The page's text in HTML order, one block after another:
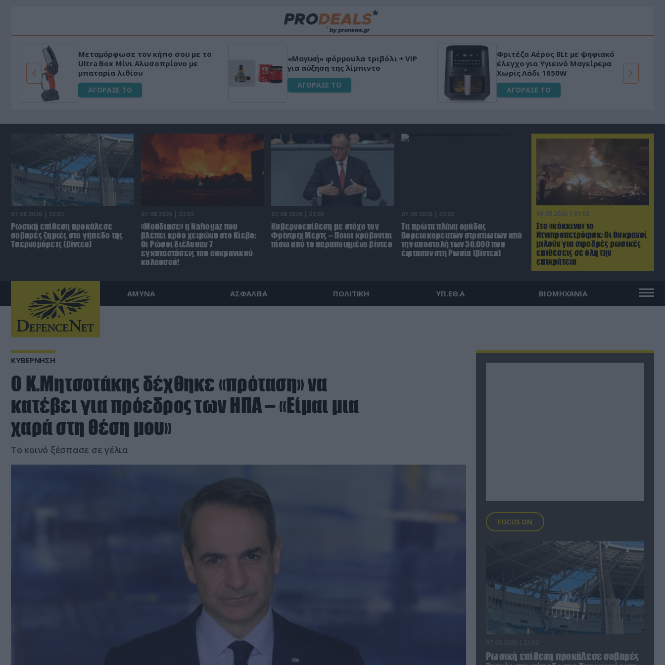
Μεταμόρφωσε τον κήπο σου με το
Ultra Box Μίνι Αλυσοπρίονο με
μπαταρία λιθίου
ΑΓΟΡΑΣΕ ΤΟ
«Μαγική» φόρμουλα τριβόλι + VIP
για αύξηση της λίμπιντο
ΑΓΟΡΑΣΕ ΤΟ
Φριτέζα Αέρος 8Lt με ψηφιακό
έλεγχο για Υγιεινό Μαγείρεμα
Χωρίς Λάδι 1650W
ΑΓΟΡΑΣΕ ΤΟ
08.08.2026 | 01:02
Στο «κόκκινο» το
Ντνιπροπετρόφσκ: Οι Ουκρανοί
μιλούν για σφοδρές ρωσικές
επιθέσεις σε όλη την
επικράτεια
07.08.2026 | 23:02
Ρωσική επίθεση προκάλεσε
σοβαρές ζημιές στο γήπεδο της
Τσερνομόρετς (βίντεο)
07.08.2026 | 23:02
«Μούδιασε» η Naftogaz που
βλέπει κρύο χειμώνα στο Κίεβο:
Οι Ρώσοι διέλυσαν 7
εγκαταστάσεις του ουκρανικού
κολοσσού!
07.08.2026 | 23:02
Κυβερνοεπίθεση με στόχο τον
Φρίντριχ Μερτς – Ποιοι κρύβονται
πίσω από το παραποιημένο βίντεο
07.08.2026 | 23:02
Τα πρώτα πλάνα ομάδας
Βορειοκορεατών στρατιωτών από
την αποστολή των 30.000 που
έφτασαν στη Ρωσία (βίντεο)
ΑΜΥΝΑ ΑΣΦΑΛΕΙΑ ΠΟΛΙΤΙΚΗ ΥΠ.ΕΘ.Α ΒΙΟΜΗΧΑΝΙΑ
ΚΥΒΕΡΝΗΣΗ
Ο Κ.Μητσοτάκης δέχθηκε «πρόταση» να
κατέβει για πρόεδρος των ΗΠΑ – «Είμαι μια
χαρά στη θέση μου»
Το κοινό ξέσπασε σε γέλια
FOCUS ON
Ρωσική επίθεση προκάλεσε σοβαρές